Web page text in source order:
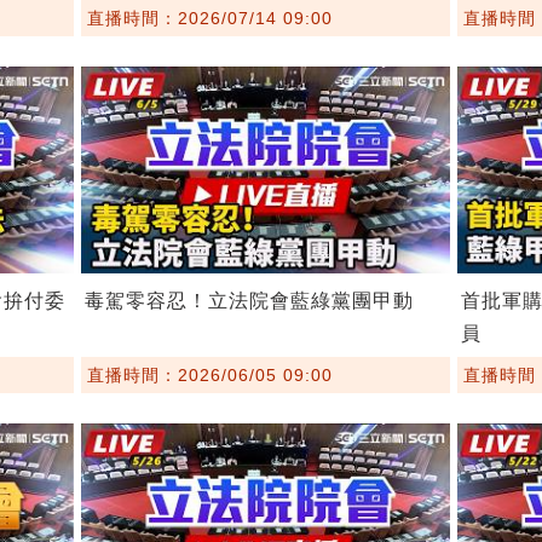
直播時間：2026/07/14 09:00 直播時
付委 毒駕零容忍！立法院會藍綠黨團甲動
直播時間：2026/06/05 09:00
首批軍
員
直播時